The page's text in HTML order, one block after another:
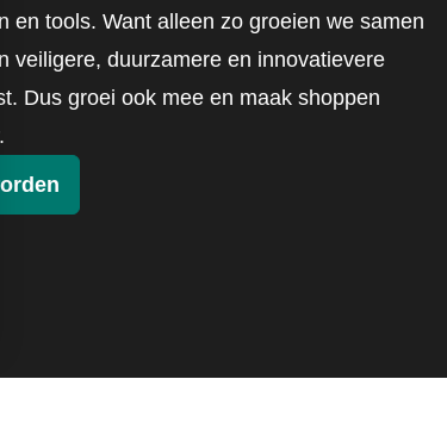
en tools. Want alleen zo groeien we samen
veiligere, duurzamere en innovatievere
Dus groei ook mee en maak shoppen